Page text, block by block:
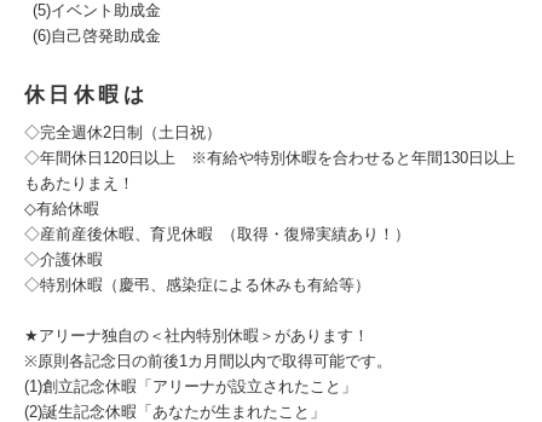
(5)イベント助成金
(6)自己啓発助成金
休日休暇は
◇完全週休2日制（土日祝）
◇年間休日120日以上 ※有給や特別休暇を合わせると年間130日以上
もあたりまえ！
◇有給休暇
◇産前産後休暇、育児休暇 （取得・復帰実績あり！）
◇介護休暇
◇特別休暇（慶弔、感染症による休みも有給等）
★アリーナ独自の＜社内特別休暇＞があります！
※原則各記念日の前後1カ月間以内で取得可能です。
(1)創立記念休暇「アリーナが設立されたこと」
(2)誕生記念休暇「あなたが生まれたこと」